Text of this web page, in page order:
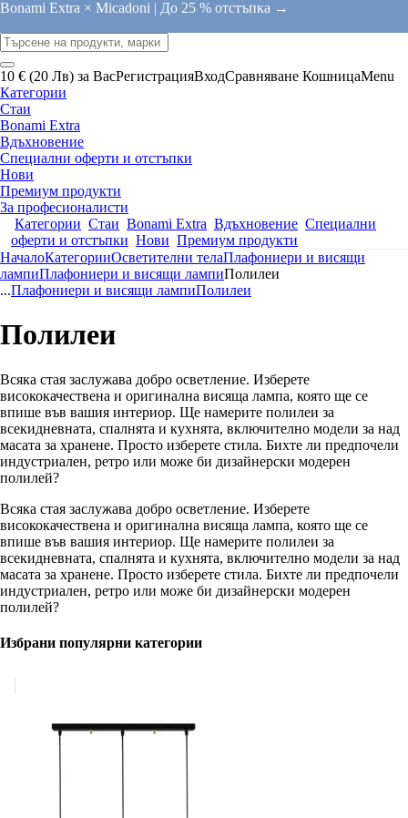
Bonami Extra × Micadoni | До 25 % отстъпка →
10 € (20 Лв) за ВасРегистрацияВходСравняване КошницаMenu
Категории
Стаи
Bonami Extra
Вдъхновение
Специални оферти и отстъпки
Нови
Премиум продукти
За професионалисти
Категории Стаи Bonami Extra Вдъхновение Специални
оферти и отстъпки Нови Премиум продукти
НачалоКатегорииОсветителни телаПлафониери и висящи
лампиПлафониери и висящи лампиПолилеи
...Плафониери и висящи лампиПолилеи
Полилеи
Всяка стая заслужава добро осветление. Изберете
висококачествена и оригинална висяща лампа, която ще се
впише във вашия интериор. Ще намерите полилеи за
всекидневната, спалнята и кухнята, включително модели за над
масата за хранене. Просто изберете стила. Бихте ли предпочели
индустриален, ретро или може би дизайнерски модерен
полилей?
Всяка стая заслужава добро осветление. Изберете
висококачествена и оригинална висяща лампа, която ще се
впише във вашия интериор. Ще намерите полилеи за
всекидневната, спалнята и кухнята, включително модели за над
масата за хранене. Просто изберете стила. Бихте ли предпочели
индустриален, ретро или може би дизайнерски модерен
полилей?
Избрани популярни категории